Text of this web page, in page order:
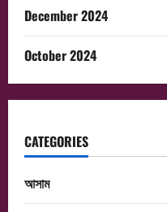
December 2024
October 2024
CATEGORIES
আসাম